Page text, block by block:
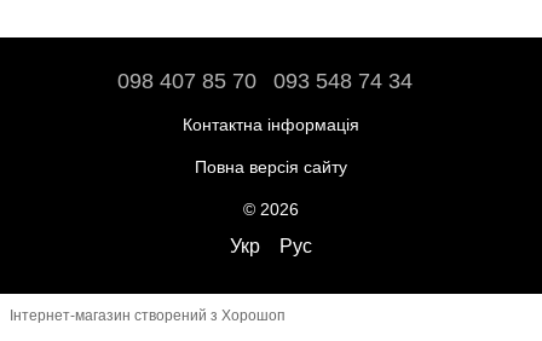
098 407 85 70 093 548 74 34
Контактна інформація
Повна версія сайту
© 2026
Укр Рус
Інтернет-магазин створений з Хорошоп